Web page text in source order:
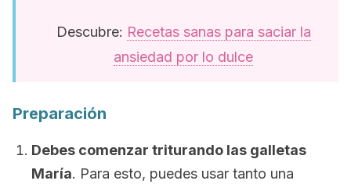
Descubre: Recetas sanas para saciar la
ansiedad por lo dulce
Preparación
Debes comenzar triturando las galletas
María. Para esto, puedes usar tanto una